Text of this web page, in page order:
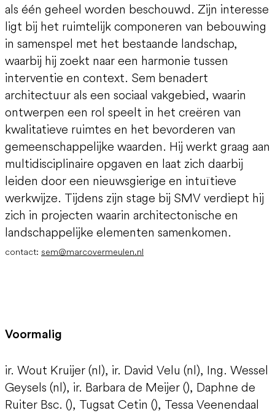
als één geheel worden beschouwd. Zijn interesse
ligt bij het ruimtelijk componeren van bebouwing
in samenspel met het bestaande landschap,
waarbij hij zoekt naar een harmonie tussen
interventie en context. Sem benadert
architectuur als een sociaal vakgebied, waarin
ontwerpen een rol speelt in het creëren van
kwalitatieve ruimtes en het bevorderen van
gemeenschappelijke waarden. Hij werkt graag aan
multidisciplinaire opgaven en laat zich daarbij
leiden door een nieuwsgierige en intuïtieve
werkwijze. Tijdens zijn stage bij SMV verdiept hij
zich in projecten waarin architectonische en
landschappelijke elementen samenkomen.
contact: sem@marcovermeulen.nl
Voormalig
ir. Wout Kruijer (nl), ir. David Velu (nl), Ing. Wessel
Geysels (nl), ir. Barbara de Meijer (), Daphne de
Ruiter Bsc. (), Tugsat Cetin (), Tessa Veenendaal